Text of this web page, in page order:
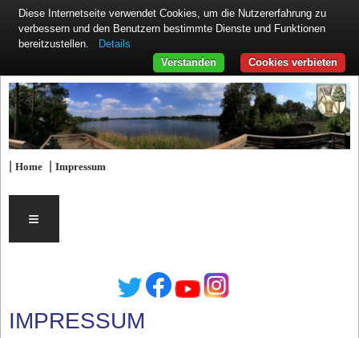
|Home |Impressum
≡
IMPRESSUM
Diese Internetseite verwendet Cookies, um die Nutzererfahrung zu
verbessern und den Benutzern bestimmte Dienste und Funktionen
bereitzustellen.
Details
Cookies verbieten
Verstanden